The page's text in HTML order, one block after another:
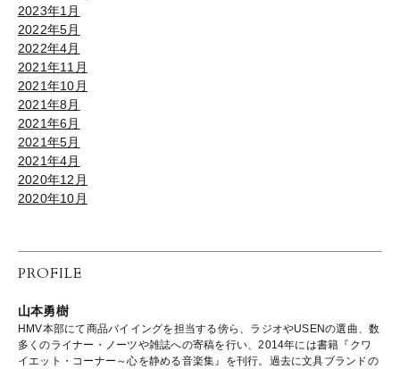
2023年1月
2022年5月
2022年4月
2021年11月
2021年10月
2021年8月
2021年6月
2021年5月
2021年4月
2020年12月
2020年10月
PROFILE
山本勇樹
HMV本部にて商品バイイングを担当する傍ら、ラジオやUSENの選曲、数
多くのライナー・ノーツや雑誌への寄稿を行い、2014年には書籍『クワ
イエット・コーナー～心を静める音楽集』を刊行。過去に文具ブランドの